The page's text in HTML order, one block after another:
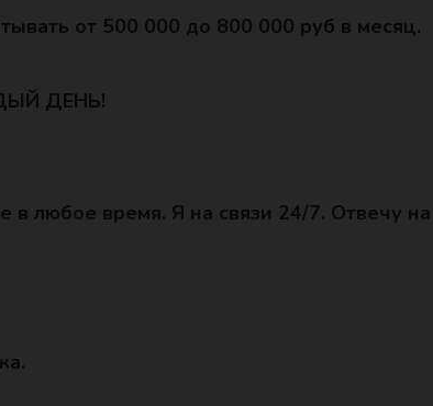
от 500 000 до 800 000 руб в месяц.
ДЕНЬ!
в любое время. Я на связи 24/7. Отвечу